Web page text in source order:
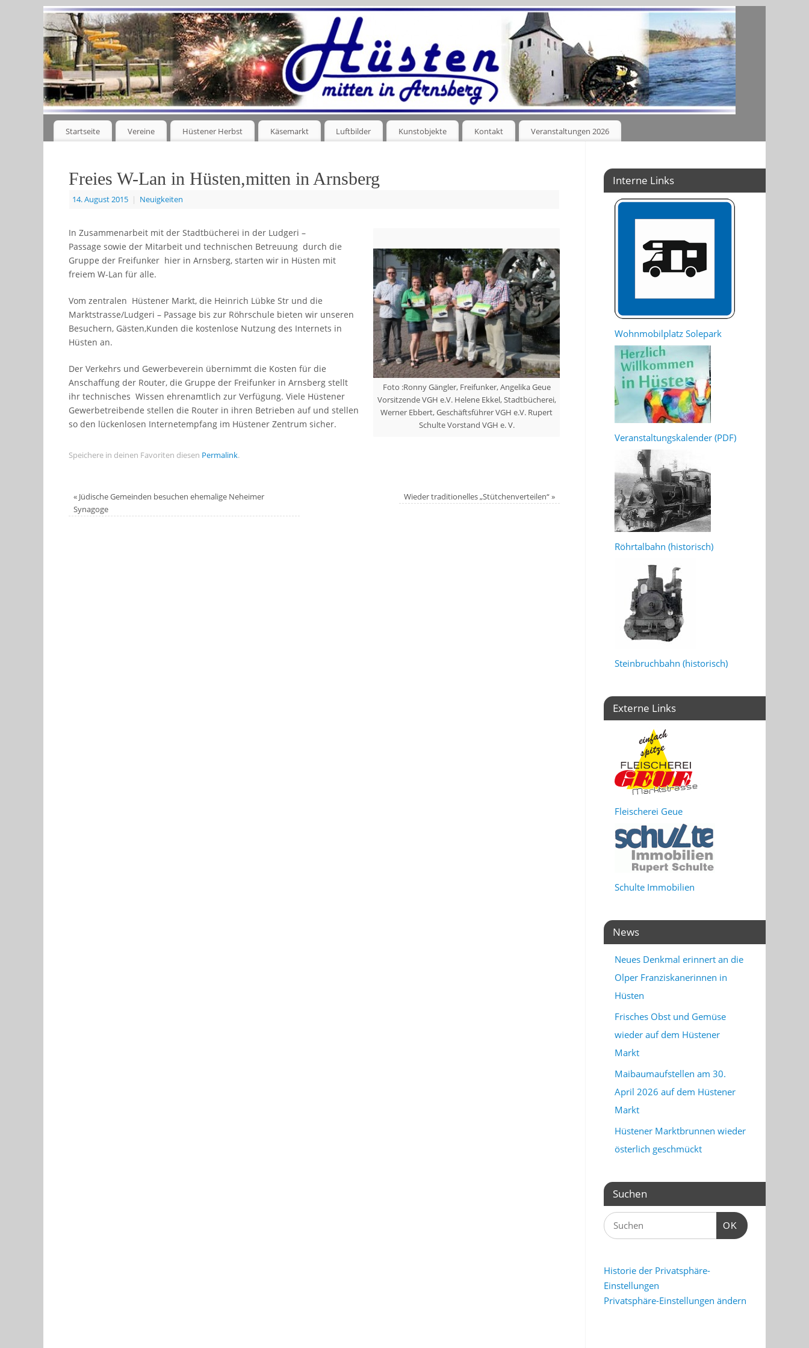
Startseite Vereine Hüstener Herbst Käsemarkt Luftbilder Kunstobjekte Kontakt Veranstaltungen 2026
Freies W-Lan in Hüsten,mitten in Arnsberg
14. August 2015 | Neuigkeiten
Foto :Ronny Gängler, Freifunker, Angelika Geue
Vorsitzende VGH e.V. Helene Ekkel, Stadtbücherei,
Werner Ebbert, Geschäftsführer VGH e.V. Rupert
Schulte Vorstand VGH e. V.
In Zusammenarbeit mit der Stadtbücherei in der Ludgeri –
Passage sowie der Mitarbeit und technischen Betreuung durch die
Gruppe der Freifunker hier in Arnsberg, starten wir in Hüsten mit
freiem W-Lan für alle.
Vom zentralen Hüstener Markt, die Heinrich Lübke Str und die
Marktstrasse/Ludgeri – Passage bis zur Röhrschule bieten wir unseren
Besuchern, Gästen,Kunden die kostenlose Nutzung des Internets in
Hüsten an.
Der Verkehrs und Gewerbeverein übernimmt die Kosten für die
Anschaffung der Router, die Gruppe der Freifunker in Arnsberg stellt
ihr technisches Wissen ehrenamtlich zur Verfügung. Viele Hüstener
Gewerbetreibende stellen die Router in ihren Betrieben auf und stellen
so den lückenlosen Internetempfang im Hüstener Zentrum sicher.
Speichere in deinen Favoriten diesen Permalink.
« Jüdische Gemeinden besuchen ehemalige Neheimer
Synagoge
Wieder traditionelles „Stütchenverteilen“»
Interne Links
Wohnmobilplatz Solepark
Veranstaltungskalender (PDF)
Röhrtalbahn (historisch)
Steinbruchbahn (historisch)
Externe Links
Fleischerei Geue
Schulte Immobilien
News
Neues Denkmal erinnert an die
Olper Franziskanerinnen in
Hüsten
Frisches Obst und Gemüse
wieder auf dem Hüstener
Markt
Maibaumaufstellen am 30.
April 2026 auf dem Hüstener
Markt
Hüstener Marktbrunnen wieder
österlich geschmückt
Suchen
OK
Historie der Privatsphäre-
Einstellungen
Privatsphäre-Einstellungen ändern